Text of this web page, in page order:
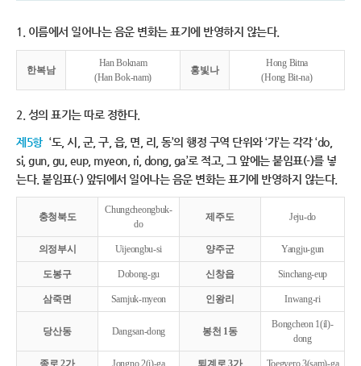
1. 이름에서 일어나는 음운 변화는 표기에 반영하지 않는다.
한복남
Han Boknam
(Han Bok-nam)
홍빛나
Hong Bitna
(Hong Bit-na)
2. 성의 표기는 따로 정한다.
제5항 ‘도, 시, 군, 구, 읍, 면, 리, 동’의 행정 구역 단위와 ‘가’는 각각 ‘do,
si, gun, gu, eup, myeon, ri, dong, ga’로 적고, 그 앞에는 붙임표(-)를 넣
는다. 붙임표(-) 앞뒤에서 일어나는 음운 변화는 표기에 반영하지 않는다.
충청북도
Chungcheongbuk-
do
제주도 Jeju-do
의정부시 Uijeongbu-si 양주군 Yangju-gun
도봉구 Dobong-gu 신창읍 Sinchang-eup
삼죽면 Samjuk-myeon 인왕리 Inwang-ri
당산동 Dangsan-dong 봉천 1동
Bongcheon 1(il)-
dong
종로 2가 Jongno 2(i)-ga 퇴계로 3가 Toegyero 3(sam)-ga